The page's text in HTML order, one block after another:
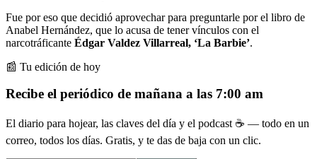
Fue por eso que decidió aprovechar para preguntarle por el libro de
Anabel Hernández, que lo acusa de tener vínculos con el
narcotráficante Édgar Valdez Villarreal, ‘La Barbie’.
📰 Tu edición de hoy
Recibe el periódico de mañana a las 7:00 am
El diario para hojear, las claves del día y el podcast ☕ — todo en un
correo, todos los días. Gratis, y te das de baja con un clic.